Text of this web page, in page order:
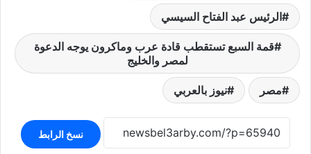
الرئيس عبد الفتاح السيسي
قمة السبع تستقطب قادة عرب وماكرون يوجه الدعوة
لمصر والخليج
مصر نيوز بالعربي
نسخ الرابط